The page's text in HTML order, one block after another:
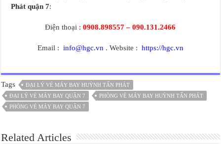
Phát quận 7:
Điện thoại :0908.898557 – 090.131.2466
Email : info@hgc.vn . Website : https://hgc.vn
Tags
ĐẠI LÝ VÉ MÁY BAY HUỲNH TẤN PHÁT
ĐẠI LÝ VÉ MÁY BAY QUẬN 7
PHÒNG VÉ MÁY BAY HUỲNH TẤN PHÁT
PHÒNG VÉ MÁY BAY QUẬN 7
Related Articles